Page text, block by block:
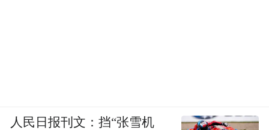
人民日报刊文：挡“张雪机